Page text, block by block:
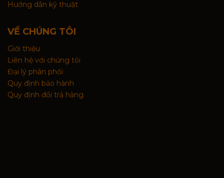
Hướng dẫn kỹ thuật
VỀ CHÚNG TÔI
Giới thiệu
Liên hệ với chúng tôi
Đại lý phân phối
Quy định bảo hành
Quy định đổi trả hàng